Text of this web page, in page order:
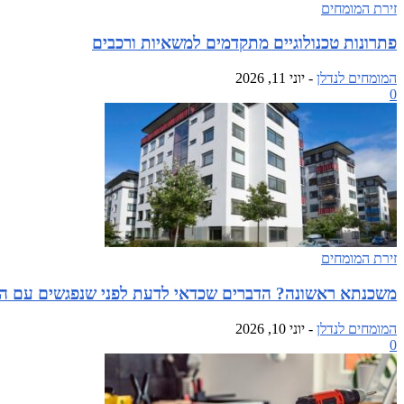
זירת המומחים
פתרונות טכנולוגיים מתקדמים למשאיות ורכבים
המומחים לנדלן - יוני 11, 2026
0
זירת המומחים
משכנתא ראשונה? הדברים שכדאי לדעת לפני שנפגשים עם
המומחים לנדלן - יוני 10, 2026
0